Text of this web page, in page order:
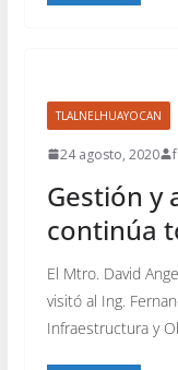
TLALNELHUAYOCAN
24 agosto, 2020
Gestión y
continúa
El Mtro. David
visitó al Ing.
Infraestructura y